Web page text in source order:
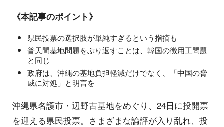
《本記事のポイント》
県民投票の選択肢が単純すぎるという指摘も
普天間基地問題をぶり返すことは、韓国の徴用工問題
と同じ
政府は、沖縄の基地負担軽減だけでなく、「中国の脅
威に対処」と明言を
沖縄県名護市・辺野古基地をめぐり、24日に投開票
を迎える県民投票。さまざまな論評が入り乱れ、投